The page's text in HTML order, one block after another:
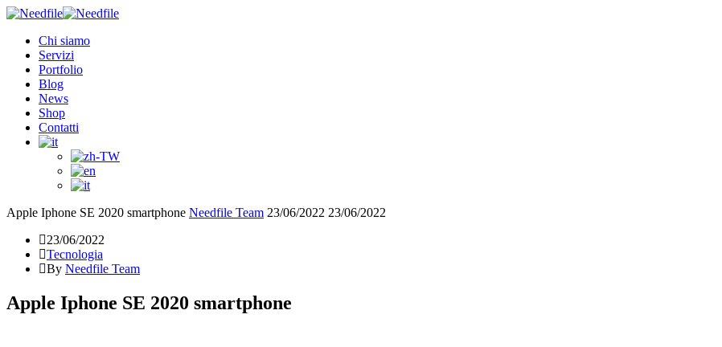
Chi siamo
Servizi
Portfolio
Blog
News
Shop
Contatti
Apple Iphone SE 2020 smartphone Needfile Team 23/06/2022 23/06/2022
23/06/2022
Tecnologia
By Needfile Team
Apple Iphone SE 2020 smartphone